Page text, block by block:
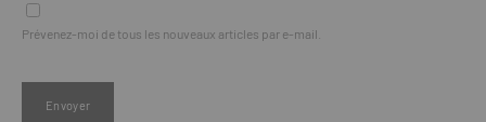
Prévenez-moi de tous les nouveaux articles par e-mail.